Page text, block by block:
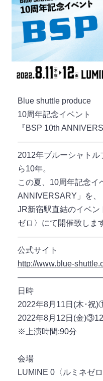
Blue shuttle produce
10周年記念イベント
『BSP 10th
2012年ブルーシャト
ら10年。
この夏、10周年記念イ
ANNIVERSARY」を、
JR新宿駅直結のイベン
ゼロ〉にて開催致しま
公式サイト
http://www.blue-
日時
2022年8月11日(木･
2022年8月12日(金
※上演時間:90分
会場
LUMINE 0〈ルミネゼロ